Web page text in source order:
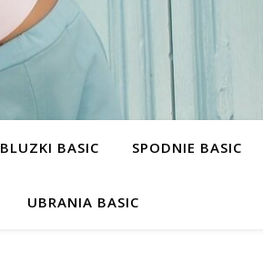
BLUZKI BASIC SPODNIE BASIC
UBRANIA BASIC